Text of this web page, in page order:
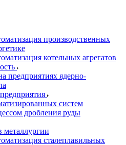
производственных
котельных агрегатов
предприятиях ядерно-
систем
дробления руды
металлургии
сталеплавильных